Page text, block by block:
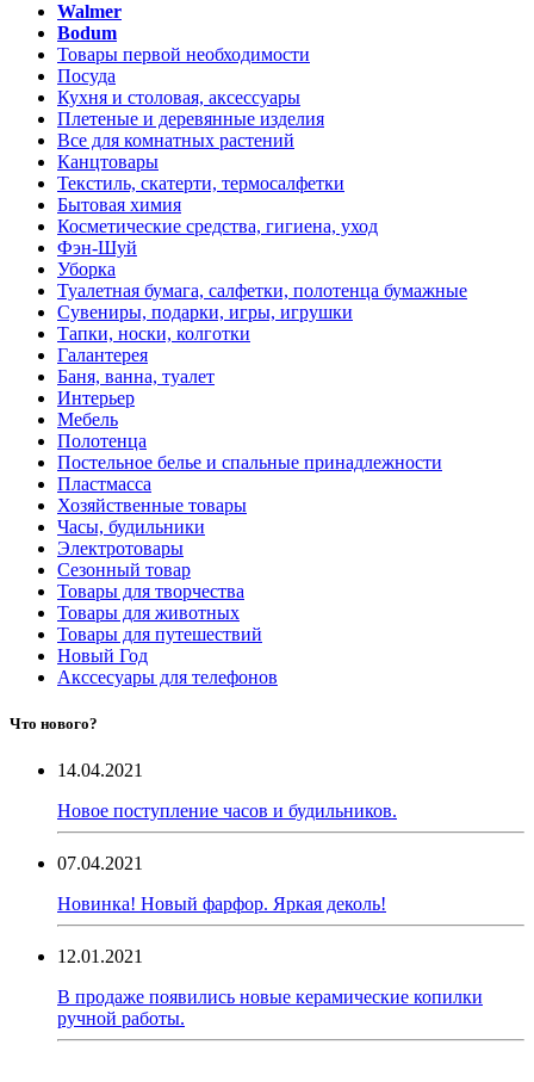
Walmer
Bodum
Товары первой необходимости
Посуда
Кухня и столовая, аксессуары
Плетеные и деревянные изделия
Все для комнатных растений
Канцтовары
Текстиль, скатерти, термосалфетки
Бытовая химия
Косметические средства, гигиена, уход
Фэн-Шуй
Уборка
Туалетная бумага, салфетки, полотенца бумажные
Сувениры, подарки, игры, игрушки
Тапки, носки, колготки
Галантерея
Баня, ванна, туалет
Интерьер
Мебель
Полотенца
Постельное белье и спальные принадлежности
Пластмасса
Хозяйственные товары
Часы, будильники
Электротовары
Сезонный товар
Товары для творчества
Товары для животных
Товары для путешествий
Новый Год
Акссесуары для телефонов
Что нового?
14.04.2021
Новое поступление часов и будильников.
07.04.2021
Новинка! Новый фарфор. Яркая деколь!
12.01.2021
В продаже появились новые керамические копилки
ручной работы.